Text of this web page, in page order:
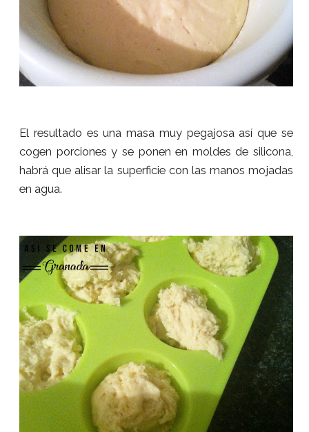
El resultado es una masa muy pegajosa así que se
cogen porciones y se ponen en moldes de silicona,
habrá que alisar la superficie con las manos mojadas
en agua.